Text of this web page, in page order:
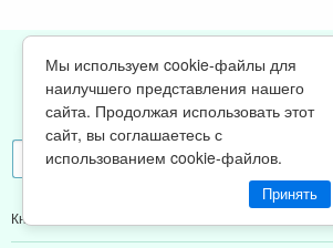
ГЛАВНАЯ ВСЕ СТАТЬИ ЗАКАЗАТЬ КНИГИ
ОТЗЫВЫ О НАС
Книги Ольги Валяевой
Мы используем cookie-файлы для
наилучшего представления нашего
сайта. Продолжая использовать этот
сайт, вы соглашаетесь с
использованием cookie-файлов.
Принять